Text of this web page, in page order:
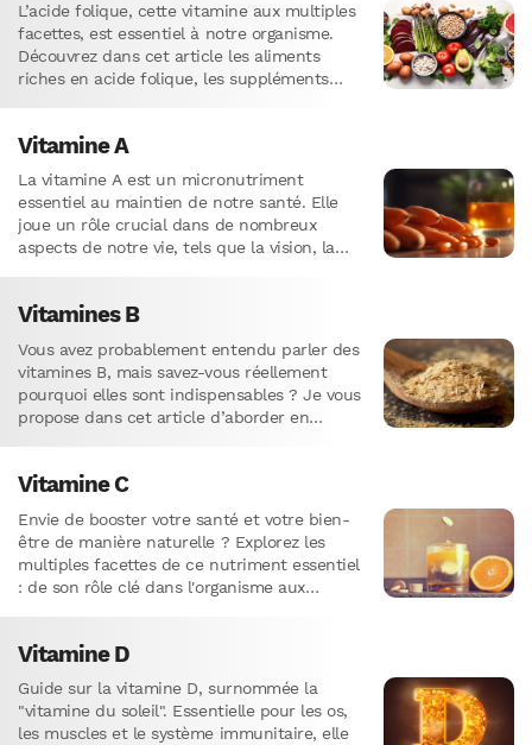
L’acide folique, cette vitamine aux multiples
facettes, est essentiel à notre organisme.
Découvrez dans cet article les aliments
riches en acide folique, les suppléments
Vitamine A
La vitamine A est un micronutriment
essentiel au maintien de notre santé. Elle
joue un rôle crucial dans de nombreux
aspects de notre vie, tels que la vision, la
Vitamines B
Vous avez probablement entendu parler des
vitamines B, mais savez-vous réellement
pourquoi elles sont indispensables ? Je vous
propose dans cet article d’aborder en
Vitamine C
Envie de booster votre santé et votre bien-
être de manière naturelle ? Explorez les
multiples facettes de ce nutriment essentiel
: de son rôle clé dans l'organisme aux
Vitamine D
Guide sur la vitamine D, surnommée la
"vitamine du soleil". Essentielle pour les os,
les muscles et le système immunitaire, elle